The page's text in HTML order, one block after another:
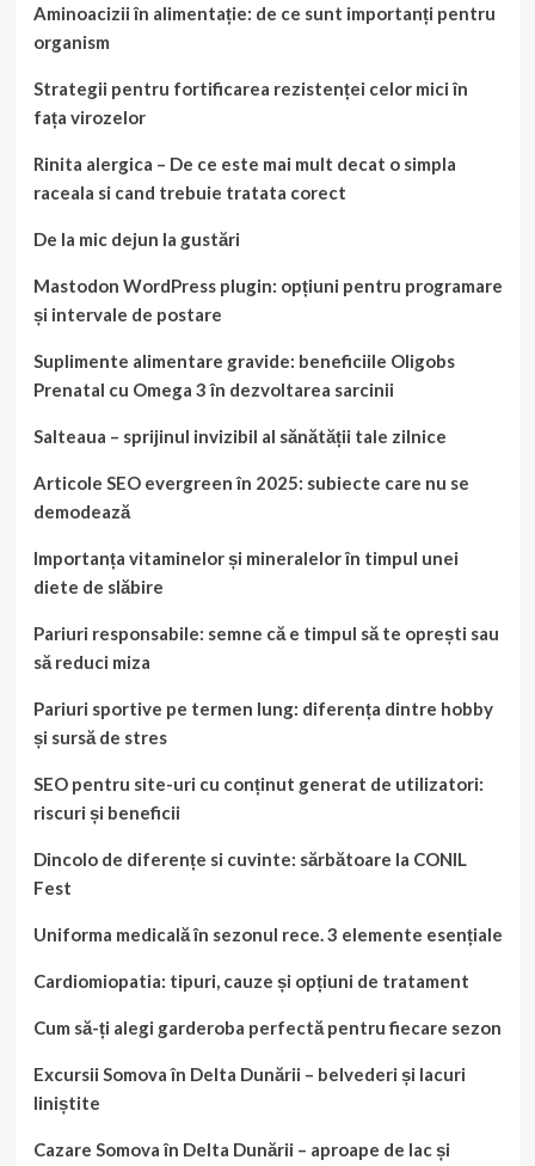
Aminoacizii în alimentație: de ce sunt importanți pentru
organism
Strategii pentru fortificarea rezistenței celor mici în
fața virozelor
Rinita alergica – De ce este mai mult decat o simpla
raceala si cand trebuie tratata corect
De la mic dejun la gustări
Mastodon WordPress plugin: opțiuni pentru programare
și intervale de postare
Suplimente alimentare gravide: beneficiile Oligobs
Prenatal cu Omega 3 în dezvoltarea sarcinii
Salteaua – sprijinul invizibil al sănătății tale zilnice
Articole SEO evergreen în 2025: subiecte care nu se
demodează
Importanța vitaminelor și mineralelor în timpul unei
diete de slăbire
Pariuri responsabile: semne că e timpul să te oprești sau
să reduci miza
Pariuri sportive pe termen lung: diferența dintre hobby
și sursă de stres
SEO pentru site-uri cu conținut generat de utilizatori:
riscuri și beneficii
Dincolo de diferențe si cuvinte: sărbătoare la CONIL
Fest
Uniforma medicală în sezonul rece. 3 elemente esențiale
Cardiomiopatia: tipuri, cauze și opțiuni de tratament
Cum să-ți alegi garderoba perfectă pentru fiecare sezon
Excursii Somova în Delta Dunării – belvederi și lacuri
liniștite
Cazare Somova în Delta Dunării – aproape de lac și